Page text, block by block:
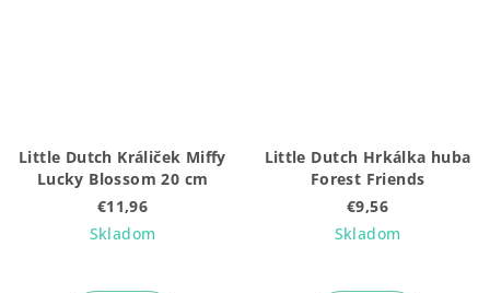
Little Dutch Králiček Miffy
Lucky Blossom 20 cm
€11,96
Skladom
Little Dutch Hrkálka huba
Forest Friends
€9,56
Skladom